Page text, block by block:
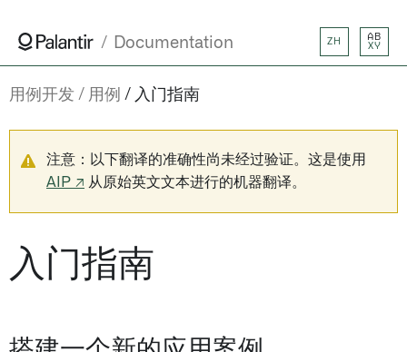
Documentation ZH
AB
XY
用例开发 用例 入门指南
注意：以下翻译的准确性尚未经过验证。这是使用
AIP ↗ 从原始英文文本进行的机器翻译。
入门指南